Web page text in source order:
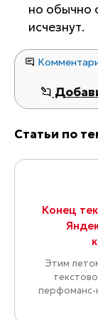
но обычно
исчезнут.
Статьи по
Конец
Этим
перфоманс-